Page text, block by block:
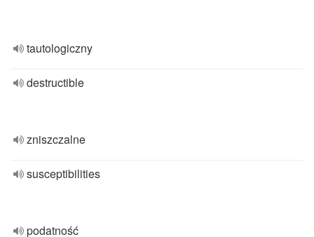
tautologiczny
destructible
zniszczalne
susceptibilities
podatność